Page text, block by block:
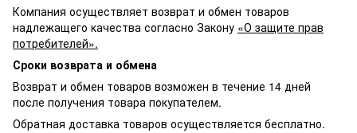
Компания осуществляет возврат и обмен товаров
надлежащего качества согласно Закону «О защите прав
потребителей».
Сроки возврата и обмена
Возврат и обмен товаров возможен в течение 14 дней
после получения товара покупателем.
Обратная доставка товаров осуществляется бесплатно.